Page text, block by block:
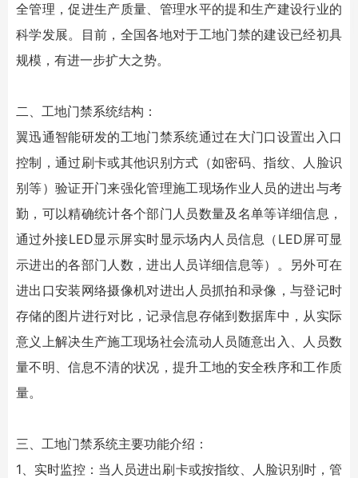
全管理，促进生产质量、管理水平的提和生产建设行业的
科学发展。目前，全国各地对于工地门禁的建设已经初具
规模，有进一步扩大之势。
二、工地门禁系统结构：
翼迅通智能研发的工地门禁系统通过在大门口设置出入口
控制，通过刷卡或其他识别方式（如密码、指纹、人脸识
别等）验证开门来强化管理施工现场作业人员的进出与考
勤，可以精确统计各个部门人员数量及名单等详细信息，
通过外接LED显示屏实时显示场内人员信息（LED屏可显
示进出的各部门人数，进出人员详细信息等）。另外可在
进出口安装网络摄像机对进出人员抓拍和录像，与登记时
存储的图片进行对比，记录信息存储到数据库中，从实际
意义上解决生产施工现场社会流动人员随意出入、人员数
量不明、信息不清的状况，提升工地的安全秩序和工作质
量。
三、工地门禁系统主要功能介绍：
1、实时监控：当人员进出刷卡或按指纹、人脸识别时，管